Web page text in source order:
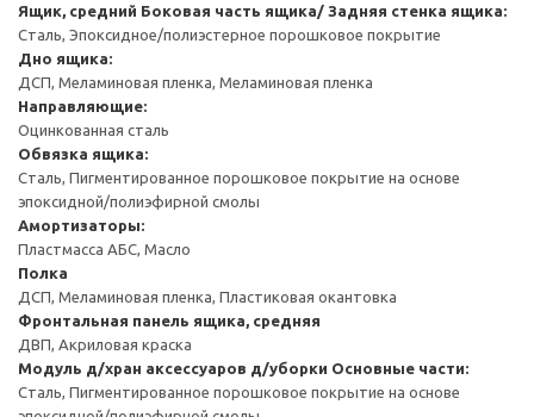
Ящик, средний Боковая часть ящика/ Задняя стенка ящика:
Сталь, Эпоксидное/полиэстерное порошковое покрытие
Дно ящика:
ДСП, Меламиновая пленка, Меламиновая пленка
Направляющие:
Оцинкованная сталь
Обвязка ящика:
Сталь, Пигментированное порошковое покрытие на основе
эпоксидной/полиэфирной смолы
Амортизаторы:
Пластмасса АБС, Масло
Полка
ДСП, Меламиновая пленка, Пластиковая окантовка
Фронтальная панель ящика, средняя
ДВП, Акриловая краска
Модуль д/хран аксессуаров д/уборки Основные части:
Сталь, Пигментированное порошковое покрытие на основе